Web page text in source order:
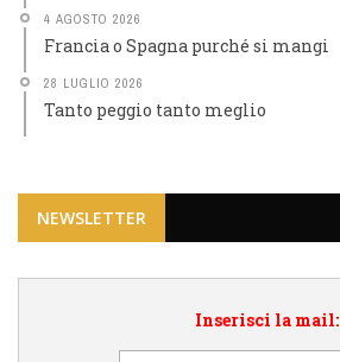
4 AGOSTO 2026
Francia o Spagna purché si mangi
28 LUGLIO 2026
Tanto peggio tanto meglio
NEWSLETTER
Inserisci la mail: